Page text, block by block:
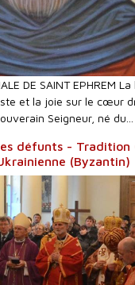
DE SAINT EPHREM
et la joie sur le cœur
Seigneur, né du...
défunts - Tradition
(Byzantin)